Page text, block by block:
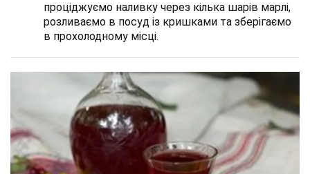
проціджуємо наливку через кілька шарів марлі,
розливаємо в посуд із кришками та зберігаємо
в прохолодному місці.